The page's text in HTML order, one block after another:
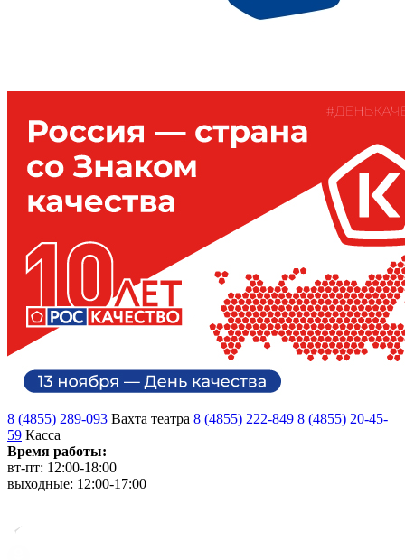
8 (4855) 289-093 Вахта театра 8 (4855) 222-849 8 (4855) 20-45-
59 Касса
Время работы:
вт-пт: 12:00-18:00
выходные: 12:00-17:00